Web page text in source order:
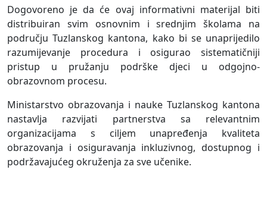
Dogovoreno je da će ovaj informativni materijal biti
distribuiran svim osnovnim i srednjim školama na
području Tuzlanskog kantona, kako bi se unaprijedilo
razumijevanje procedura i osigurao sistematičniji
pristup u pružanju podrške djeci u odgojno-
obrazovnom procesu.
Ministarstvo obrazovanja i nauke Tuzlanskog kantona
nastavlja razvijati partnerstva sa relevantnim
organizacijama s ciljem unapređenja kvaliteta
obrazovanja i osiguravanja inkluzivnog, dostupnog i
podržavajućeg okruženja za sve učenike.